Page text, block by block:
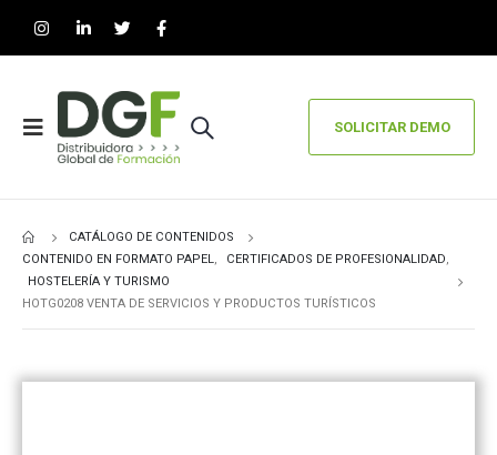
SOLICITAR DEMO
CATÁLOGO DE CONTENIDOS
CONTENIDO EN FORMATO PAPEL, CERTIFICADOS DE PROFESIONALIDAD,
HOSTELERÍA Y TURISMO
HOTG0208 VENTA DE SERVICIOS Y PRODUCTOS TURÍSTICOS